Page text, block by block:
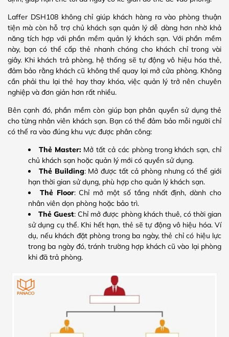
Laffer DSH108 không chỉ giúp khách hàng ra vào phòng thuận
tiện mà còn hỗ trợ chủ khách sạn quản lý dễ dàng hơn nhờ khả
năng tích hợp với phần mềm quản lý khách sạn. Với phần mềm
này, bạn có thể cấp thẻ nhanh chóng cho khách chỉ trong vài
giây. Khi khách trả phòng, hệ thống sẽ tự động vô hiệu hóa thẻ,
đảm bảo rằng khách cũ không thể quay lại mở cửa phòng. Không
cần phải thu lại thẻ hay thay khóa, việc quản lý trở nên chuyên
nghiệp và đơn giản hơn rất nhiều.
Bên cạnh đó, phần mềm còn giúp bạn phân quyền sử dụng thẻ
cho từng nhân viên khách sạn. Bạn có thể đảm bảo mỗi người chỉ
có thể ra vào đúng khu vực được phân công:
Thẻ Master: Mở tất cả các phòng trong khách sạn, chỉ
chủ khách sạn hoặc quản lý mới có quyền sử dụng.
Thẻ Building: Mở được tất cả phòng nhưng có thể giới
hạn thời gian sử dụng, phù hợp cho quản lý khách sạn.
Thẻ Floor: Chỉ mở một số tầng nhất định, dành cho
nhân viên dọn phòng hoặc bảo trì.
Thẻ Guest: Chỉ mở được phòng khách thuê, có thời gian
sử dụng cụ thể. Khi hết hạn, thẻ sẽ tự động vô hiệu hóa. Ví
dụ, nếu khách đặt phòng trong ba ngày, thẻ chỉ có hiệu lực
trong ba ngày đó, tránh trường hợp khách cũ vào lại phòng
khi đã trả phòng.